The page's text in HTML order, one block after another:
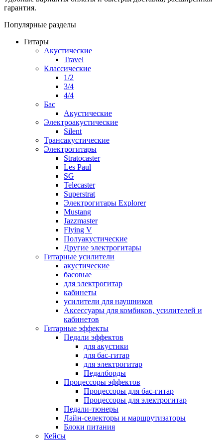
гарантия.
Популярные разделы
Гитары
Акустические
Travel
Классические
1/2
3/4
4/4
Бас
Акустические
Электроакустические
Silent
Трансакустические
Электрогитары
Stratocaster
Les Paul
SG
Telecaster
Superstrat
Электрогитары Explorer
Mustang
Jazzmaster
Flying V
Полуакустические
Другие электрогитары
Гитарные усилители
акустические
басовые
для электрогитар
кабинеты
усилители для наушников
Аксессуары для комбиков, усилителей и
кабинетов
Гитарные эффекты
Педали эффектов
для акустики
для бас-гитар
для электрогитар
Педалборды
Процессоры эффектов
Процессоры для бас-гитар
Процессоры для электрогитар
Педали-тюнеры
Лайн-селекторы и маршрутизаторы
Блоки питания
Кейсы